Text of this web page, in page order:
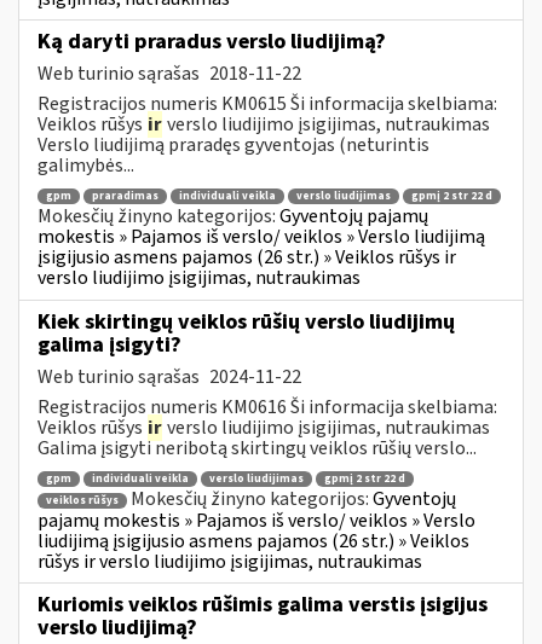
Ką daryti praradus verslo liudijimą?
Web turinio sąrašas 2018-11-22
Registracijos numeris KM0615 Ši informacija skelbiama:
Veiklos rūšys irverslo liudijimo įsigijimas, nutraukimas
Verslo liudijimą praradęs gyventojas (neturintis
galimybės...
gpm praradimas individuali veikla verslo liudijimas gpmį 2 str 22 d
Mokesčių žinyno kategorijos:Gyventojų pajamų
mokestis » Pajamos iš verslo/ veiklos » Verslo liudijimą
įsigijusio asmens pajamos (26 str.) » Veiklos rūšys ir
verslo liudijimo įsigijimas, nutraukimas
Kiek skirtingų veiklos rūšių verslo liudijimų
galima įsigyti?
Web turinio sąrašas 2024-11-22
Registracijos numeris KM0616 Ši informacija skelbiama:
Veiklos rūšys irverslo liudijimo įsigijimas, nutraukimas
Galima įsigyti neribotą skirtingų veiklos rūšių verslo...
gpm individuali veikla verslo liudijimas
gpmį 2 str 22 d
veiklos rūšys
Mokesčių žinyno kategorijos:Gyventojų
pajamų mokestis » Pajamos iš verslo/ veiklos » Verslo
liudijimą įsigijusio asmens pajamos (26 str.) » Veiklos
rūšys ir verslo liudijimo įsigijimas, nutraukimas
Kuriomis veiklos rūšimis galima verstis įsigijus
verslo liudijimą?